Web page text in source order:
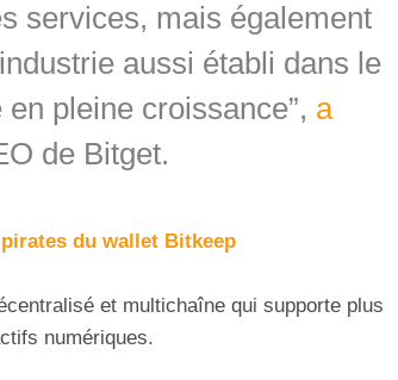
services, mais également
aussi établi dans le
pleine croissance”, a
de Bitget.
du wallet Bitkeep
et multichaîne qui supporte plus
numériques.